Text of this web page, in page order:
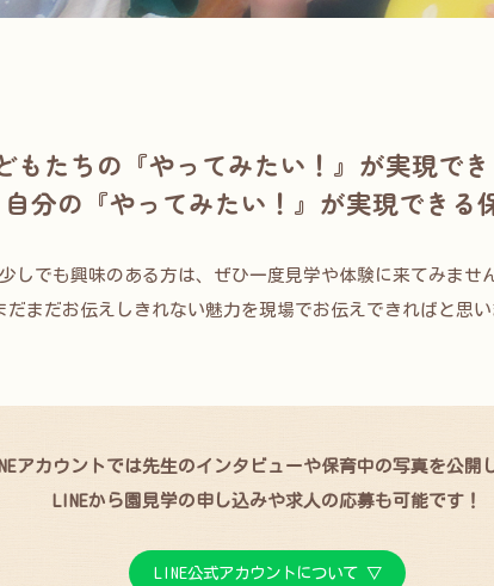
もたちの『やってみたい！』が実現で
自分の『やってみたい！』が実現できる
少しでも興味のある方は、ぜひ一度見学や体験に来てみませ
だまだお伝えしきれない魅力を現場でお伝えできればと思い
アカウントでは先生のインタビューや保育中の写真を公開
LINEから園見学の申し込みや求人の応募も可能です！
LINE公式アカウントについて ▽